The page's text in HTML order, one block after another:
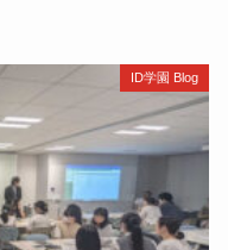
ID学園 Blog